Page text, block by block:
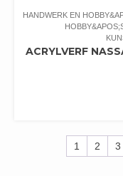
HANDWERK EN
ACRYLVERF
1 2 3